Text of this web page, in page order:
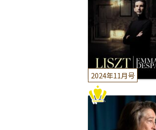
2024年11月号